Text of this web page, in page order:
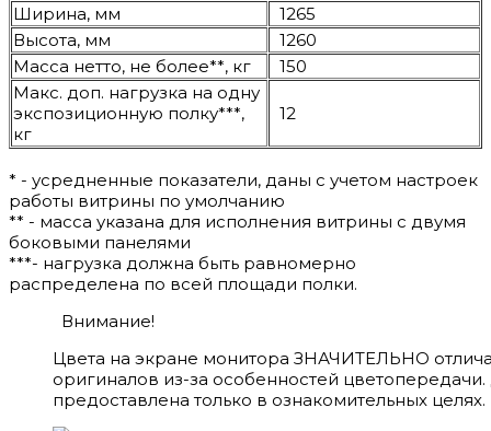
Ширина, мм
1265
Высота, мм
1260
Масса нетто, не более**, кг
150
Макс. доп. нагрузка на одну
экспозиционную полку***,
кг
12
* - усредненные показатели, даны с учетом настроек
работы витрины по умолчанию
** - масса указана для исполнения витрины с двумя
боковыми панелями
***- нагрузка должна быть равномерно
распределена по всей площади полки.
Внимание!
Цвета на экране монитора ЗНАЧИТЕЛЬНО
оригиналов из-за особенностей цветопередачи.
предоставлена только в ознакомительных целях.